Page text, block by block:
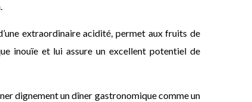
extraordinaire acidité, permet aux fruits de
inouïe et lui assure un excellent potentiel de
dignement un dîner gastronomique comme un